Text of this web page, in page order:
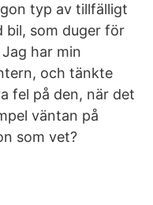
typ av tillfälligt
bil, som duger för
har min
och tänkte
fel på den, när det
väntan på
som vet?